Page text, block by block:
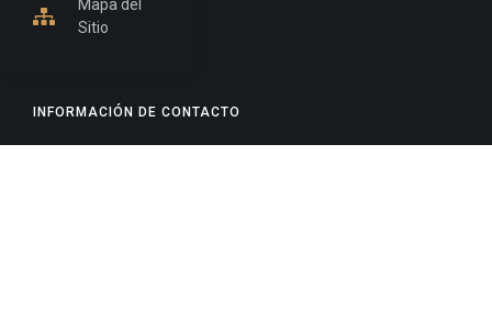
INFORMACIÓN DE CONTACTO
Mapa del
Sitio